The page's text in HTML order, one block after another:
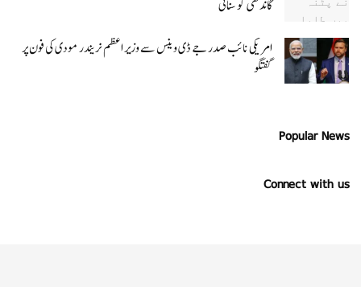
گاندھی کو سنائی
امریکی نائب صدر جے ڈی وینس سے وزیر اعظم نریندر مودی کی فون پر
گفتگو
Popular News
Connect with us